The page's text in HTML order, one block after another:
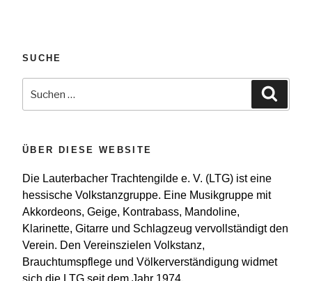
SUCHE
nach:
ÜBER DIESE WEBSITE
Die Lauterbacher Trachtengilde e. V. (LTG) ist eine
hessische Volkstanzgruppe. Eine Musikgruppe mit
Akkordeons, Geige, Kontrabass, Mandoline,
Klarinette, Gitarre und Schlagzeug vervollständigt den
Verein. Den Vereinszielen Volkstanz,
Brauchtumspflege und Völkerverständigung widmet
sich die LTG seit dem Jahr 1974.